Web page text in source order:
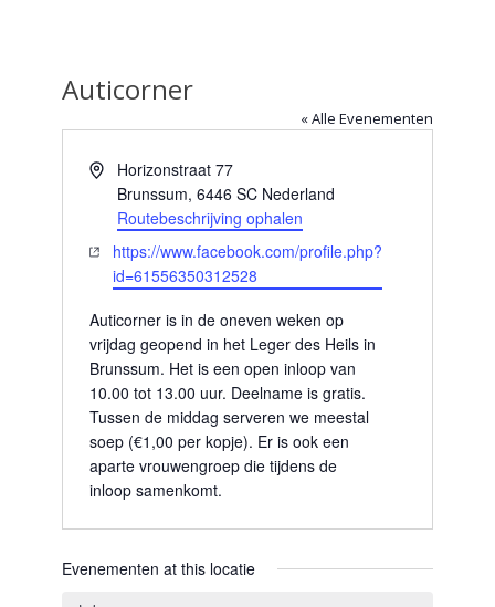
Auticorner
« Alle Evenementen
AdresHorizonstraat 77
Brunssum, 6446 SC Nederland
Routebeschrijving ophalen
Website
https://www.facebook.com/profile.php?
id=61556350312528
Auticorner is in de oneven weken op
vrijdag geopend in het Leger des Heils in
Brunssum. Het is een open inloop van
10.00 tot 13.00 uur. Deelname is gratis.
Tussen de middag serveren we meestal
soep (€1,00 per kopje). Er is ook een
aparte vrouwengroep die tijdens de
inloop samenkomt.
Evenementen at this locatie